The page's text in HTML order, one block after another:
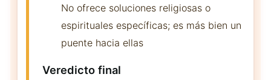
No ofrece soluciones religiosas o
espirituales específicas; es más bien un
puente hacia ellas
Veredicto final